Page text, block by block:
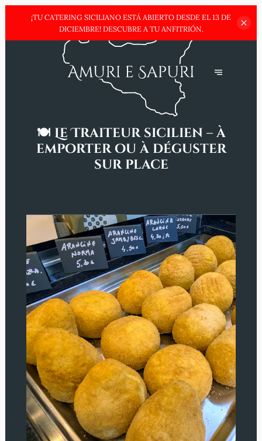
¡TU CATERING SICILIANO ESTÁ ABIERTO DESDE EL 13 DE
DICIEMBRE!DESCUBRE A TU ANFITRIÓN.
🍽️ Le Traiteur sicilien – à
emporter ou à déguster
sur place